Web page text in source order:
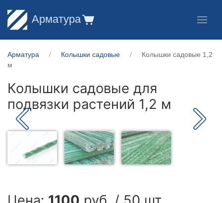
Арматура
Арматура Колышки садовые
Колышки садовые 1,2
м
Колышки садовые для
подвязки растений 1,2 м